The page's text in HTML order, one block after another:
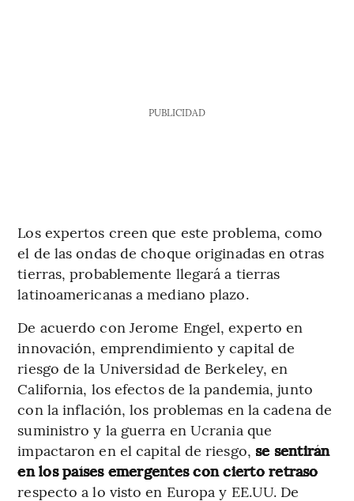
PUBLICIDAD
Los expertos creen que este problema, como
el de las ondas de choque originadas en otras
tierras, probablemente llegará a tierras
latinoamericanas a mediano plazo.
De acuerdo con Jerome Engel, experto en
innovación, emprendimiento y capital de
riesgo de la Universidad de Berkeley, en
California, los efectos de la pandemia, junto
con la inflación, los problemas en la cadena de
suministro y la guerra en Ucrania que
impactaron en el capital de riesgo, se sentirán
en los países emergentes con cierto retraso
respecto a lo visto en Europa y EE.UU. De